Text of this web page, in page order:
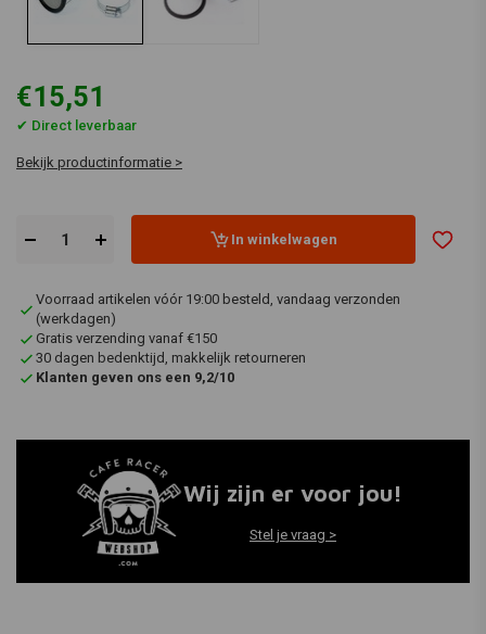
€15,51
✔ Direct leverbaar
Bekijk productinformatie >
In winkelwagen
Voorraad artikelen vóór 19:00 besteld, vandaag verzonden
(werkdagen)
Gratis verzending vanaf €150
30 dagen bedenktijd, makkelijk retourneren
Klanten geven ons een 9,2/10
Wij zijn er voor jou!
Stel je vraag >